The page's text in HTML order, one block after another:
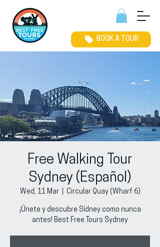
BOOK A TOUR
Free Walking Tour
Sydney (Español)
Wed, 11 Mar
  |
Circular Quay (Wharf 6)
¡Únete y descubre Sídney como nunca
antes! Best Free Tours Sydney